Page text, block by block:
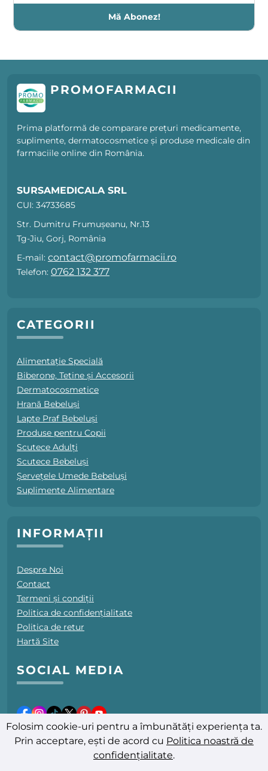
Mă Abonez!
PROMOFARMACII
Prima platformă de comparare prețuri medicamente,
suplimente, dermatocosmetice și produse medicale din
farmaciile online din România.
SURSAMEDICALA SRL
CUI: 34733685
Str. Dumitru Frumușeanu, Nr.13
Tg-Jiu, Gorj, România
E-mail: contact@promofarmacii.ro
Telefon: 0762 132 377
CATEGORII
Alimentație Specială
Biberone, Tetine și Accesorii
Dermatocosmetice
Hrană Bebeluși
Lapte Praf Bebeluși
Produse pentru Copii
Scutece Adulți
Scutece Bebeluși
Șervețele Umede Bebeluși
Suplimente Alimentare
INFORMAȚII
Despre Noi
Contact
Termeni și condiții
Politica de confidențialitate
Politica de retur
Hartă Site
SOCIAL MEDIA
Folosim cookie-uri pentru a îmbunătăți experiența ta.
Prin acceptare, ești de acord cu Politica noastră de
confidențialitate.